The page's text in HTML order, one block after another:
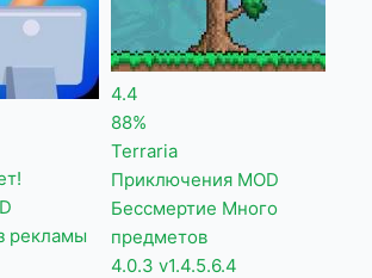
рекламы
4.4
88%
Terraria
Приключения MOD
Бессмертие Много
предметов
4.0.3 v1.4.5.6.4